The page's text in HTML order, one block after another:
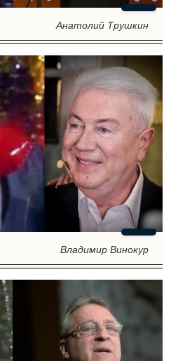
Анатолий Трушкин
Владимир Винокур